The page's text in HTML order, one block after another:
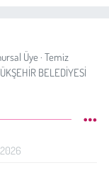
Üye · Temiz
BELEDİYESİ